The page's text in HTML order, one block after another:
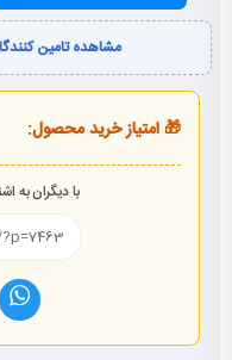
مشاهده تامین
🎁 امتیاز خرید محصول:
با دیگران به